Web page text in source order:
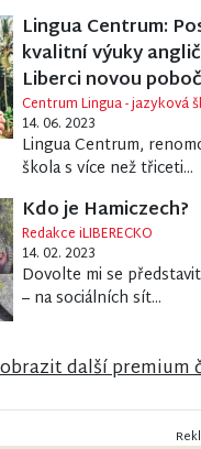
Lingua Centrum:
kvalitní výuky
Liberci novou
Centrum Lingua - jazyková
14. 06. 2023
Lingua Centrum,
škola s více než třiceti...
Kdo je Hamiczech?
Redakce iLIBERECKO
14. 02. 2023
Dovolte mi se
– na sociálních sít...
další premium